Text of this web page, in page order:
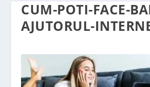
CUM-POTI-FACE-
AJUTORUL-